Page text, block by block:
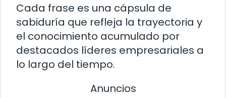
Cada frase es una cápsula de
sabiduría que refleja la trayectoria y
el conocimiento acumulado por
destacados líderes empresariales a
lo largo del tiempo.
Anuncios